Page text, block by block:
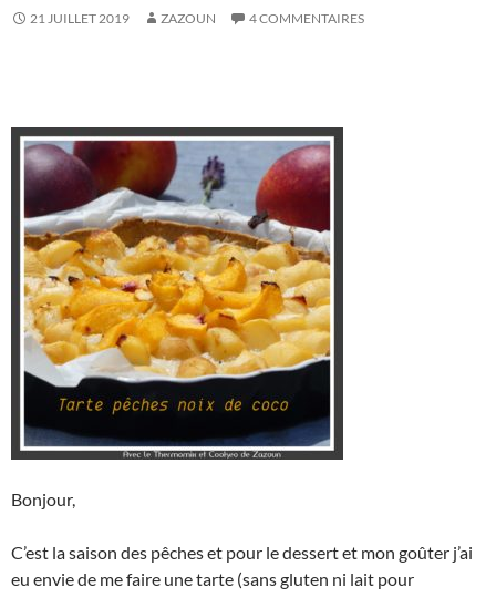
21 JUILLET 2019 ZAZOUN 4 COMMENTAIRES
Bonjour,
C’est la saison des pêches et pour le dessert et mon goûter j’ai
eu envie de me faire une tarte (sans gluten ni lait pour